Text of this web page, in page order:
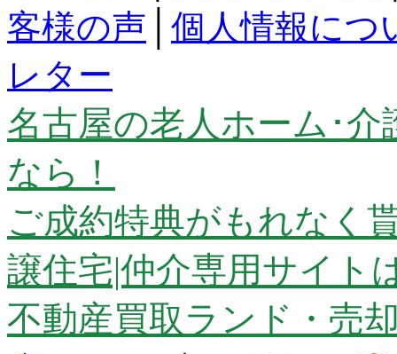
客様の声
個人情報につ
レター
名古屋の老人ホーム･
なら！
ご成約特典がもれなく
譲住宅|仲介専用サイト
不動産買取ランド・売